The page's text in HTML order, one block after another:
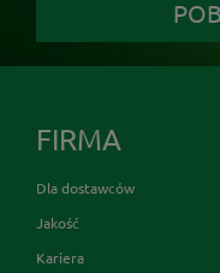
FIRMA
Dla dostawców
Jakość
Kariera